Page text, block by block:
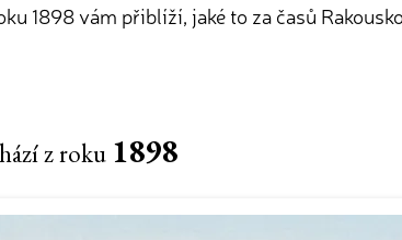
1898 vám přiblíží, jaké to za časů
z roku 1898